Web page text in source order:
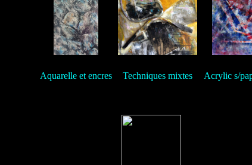
Aquarelle et encres Techniques mixtes Acrylic s/